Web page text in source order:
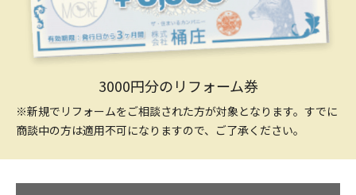
3000円分のリフォーム券
※新規でリフォームをご相談された方が対象となります。すでに
商談中の方は適用不可になりますので、ご了承ください。